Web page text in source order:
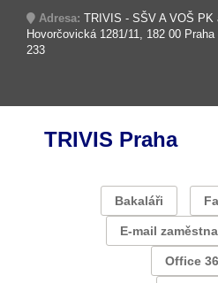
Adresa: TRIVIS - SŠV A VOŠ PK
Hovorčovická 1281/11, 182 00 Praha
233
TRIVIS Praha
Bakaláři
E-mail
Office